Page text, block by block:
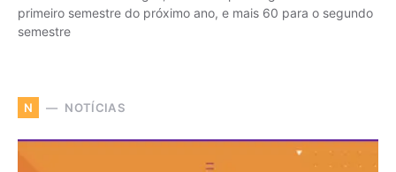
primeiro semestre do próximo ano, e mais 60 para o segundo
semestre
N NOTÍCIAS